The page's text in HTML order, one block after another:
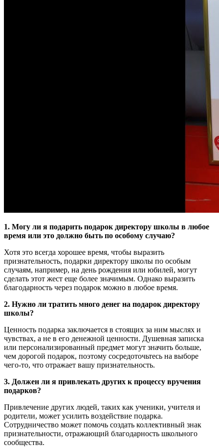
1. Могу ли я подарить подарок директору школы в любое
время или это должно быть по особому случаю?
Хотя это всегда хорошее время, чтобы выразить
признательность, подарки директору школы по особым
случаям, например, на день рождения или юбилей, могут
сделать этот жест еще более значимым. Однако выразить
благодарность через подарок можно в любое время.
2. Нужно ли тратить много денег на подарок директору
школы?
Ценность подарка заключается в стоящих за ним мыслях и
чувствах, а не в его денежной ценности. Душевная записка
или персонализированный предмет могут значить больше,
чем дорогой подарок, поэтому сосредоточьтесь на выборе
чего-то, что отражает вашу признательность.
3. Должен ли я привлекать других к процессу вручения
подарков?
Привлечение других людей, таких как ученики, учителя и
родители, может усилить воздействие подарка.
Сотрудничество может помочь создать коллективный знак
признательности, отражающий благодарность школьного
сообщества.